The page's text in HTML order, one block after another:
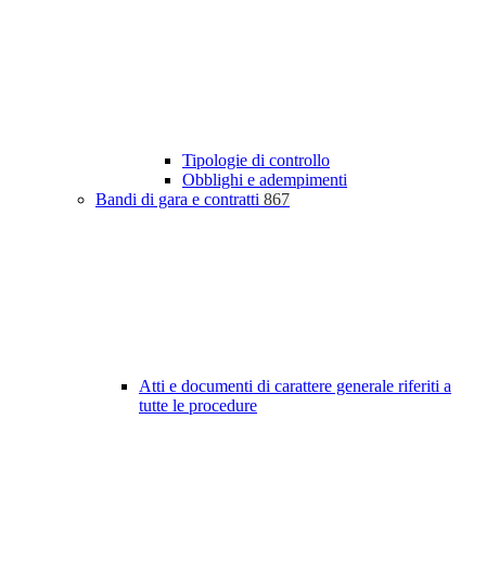
Tipologie di controllo
Obblighi e adempimenti
Bandi di gara e contratti 867
Atti e documenti di carattere generale riferiti a
tutte le procedure